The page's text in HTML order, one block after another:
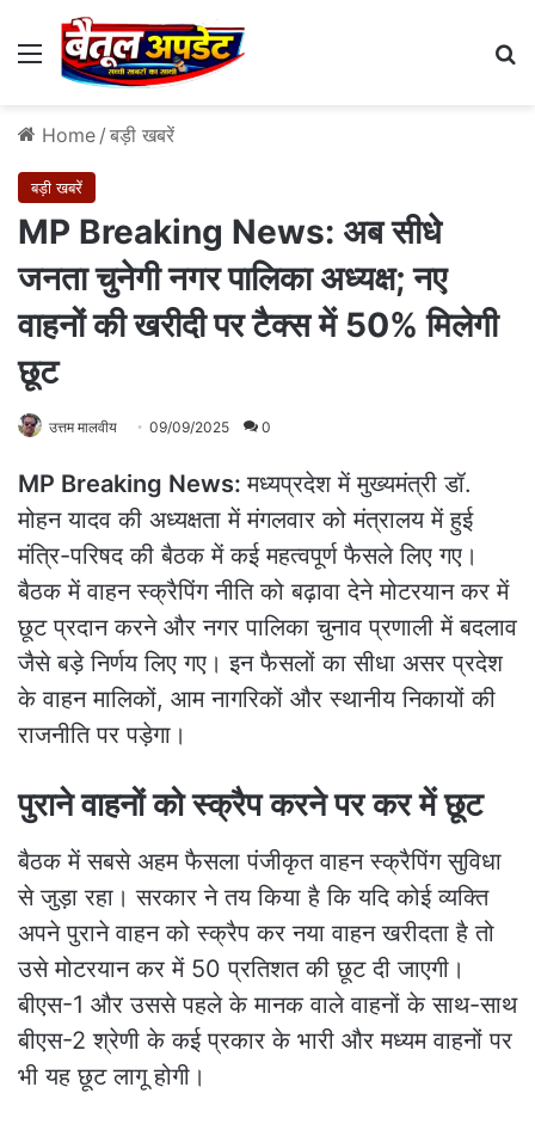
Menu
Home / बड़ी खबरें
बड़ी खबरें
MP Breaking News: अब सीधे
जनता चुनेगी नगर पालिका अध्यक्ष; नए
वाहनों की खरीदी पर टैक्स में 50% मिलेगी
छूट
उत्तम मालवीय 09/09/2025 0
MP Breaking News:मध्यप्रदेश में मुख्यमंत्री डॉ.
मोहन यादव की अध्यक्षता में मंगलवार को मंत्रालय में हुई
मंत्रि-परिषद की बैठक में कई महत्वपूर्ण फैसले लिए गए।
बैठक में वाहन स्क्रैपिंग नीति को बढ़ावा देने मोटरयान कर में
छूट प्रदान करने और नगर पालिका चुनाव प्रणाली में बदलाव
जैसे बड़े निर्णय लिए गए। इन फैसलों का सीधा असर प्रदेश
के वाहन मालिकों, आम नागरिकों और स्थानीय निकायों की
राजनीति पर पड़ेगा।
पुराने वाहनों को स्क्रैप करने पर कर में छूट
बैठक में सबसे अहम फैसला पंजीकृत वाहन स्क्रैपिंग सुविधा
से जुड़ा रहा। सरकार ने तय किया है कि यदि कोई व्यक्ति
अपने पुराने वाहन को स्क्रैप कर नया वाहन खरीदता है तो
उसे मोटरयान कर में 50 प्रतिशत की छूट दी जाएगी।
बीएस-1 और उससे पहले के मानक वाले वाहनों के साथ-साथ
बीएस-2 श्रेणी के कई प्रकार के भारी और मध्यम वाहनों पर
भी यह छूट लागू होगी।